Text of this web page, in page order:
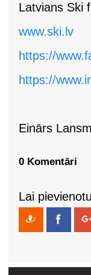
Latvians Ski
www.ski.lv
https://
https://
Einārs
0 Komentāri
Lai